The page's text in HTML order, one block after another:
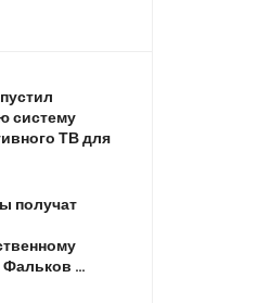
систему
ТВ для
получат
Фальков …